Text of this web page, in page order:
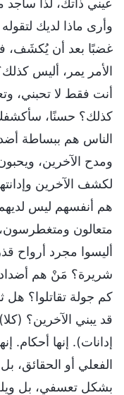
وأرى ماذا لديك
غضبًا بعد أن يُكشَف،
الأمر يمر، أليس
أنت فقط لا تحبني،
كذلك؟ حسنًا،
الناس هم ببساطة
ومدح الآخرين،
لكشف الآخرين
هم أنفسهم ليس
متعالون
أليسوا مجرد أرواح
شريرة؟ مَنْ هم
كم جولة تقاتلوا؟
قد يبني الآخرين؟
إدانات). إنها أحكام.
الفعلي أو الحقائق،
بشكل تعسفي، بل